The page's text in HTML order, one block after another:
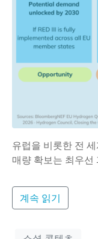
유럽을 비롯한 전
매량 확보는 최우선
계속 읽기